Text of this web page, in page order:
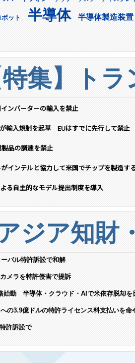
ボット 半導体 半導体製造装置
特集】ト
ンバーターの輸入を禁止
輸入規制を起草 EUはすでに先行して禁止
品の調達を禁止
インテルと協力して米国でチップを製造す
る自主的なモデル提出制度を導入
ジア知財
バル特許訴訟で和解
メラを特許侵害で提訴
始動 半導体・クラウド・AIで米依存脱却を
の3.9億ドルの特許ライセンス料支払いを命
許訴訟で